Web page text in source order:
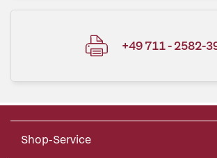
+49 711 - 2582-
Shop-Service